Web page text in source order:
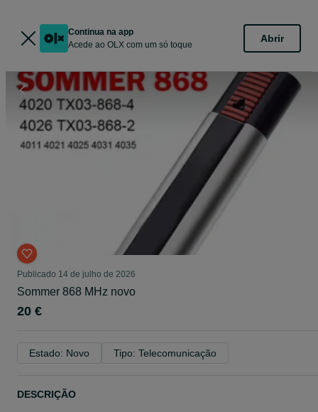
Continua na app
Acede ao OLX com um só toque
Abrir
Publicado 14 de julho de 2026
Sommer 868 MHz novo
20 €
Estado: Novo Tipo: Telecomunicação
DESCRIÇÃO